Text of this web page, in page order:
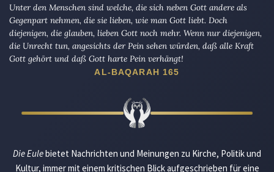
Unter den Menschen sind welche, die sich neben Gott andere als
Gegenpart nehmen, die sie lieben, wie man Gott liebt. Doch
diejenigen, die glauben, lieben Gott noch mehr. Wenn nur diejenigen,
die Unrecht tun, angesichts der Pein sehen würden, daß alle Kraft
Gott gehört und daß Gott harte Pein verhängt!
AL-BAQARAH 165
Die Eulebietet Nachrichten und Meinungen zu Kirche, Politik und
Kultur, immer mit einem kritischen Blick aufgeschrieben für eine